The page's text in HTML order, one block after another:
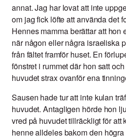
annat. Jag har lovat att inte
om jag fick löfte att använda det
Hennes mamma berättar att hon
när någon eller några israeliska
från fältet framför huset. En
fönstret i rummet där hon satt
huvudet strax ovanför ena
Sausen hade tur att inte kulan
huvudet. Antagligen hörde hon
vred på huvudet tillräckligt för att
henne alldeles bakom den